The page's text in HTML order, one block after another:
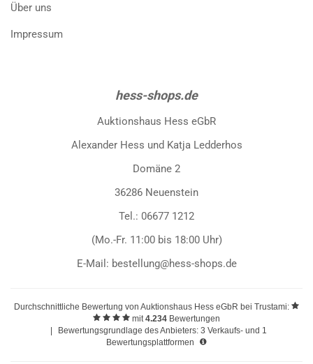
Über uns
Impressum
hess-shops.de
Auktionshaus Hess eGbR
Alexander Hess und Katja Ledderhos
Domäne 2
36286 Neuenstein
Tel.: 06677 1212
(Mo.-Fr. 11:00 bis 18:00 Uhr)
E-Mail: bestellung@hess-shops.de
Durchschnittliche Bewertung von Auktionshaus Hess eGbR bei Trustami:
mit4.234 Bewertungen
Bewertungsgrundlage des Anbieters: 3 Verkaufs- und 1
Bewertungsplattformen